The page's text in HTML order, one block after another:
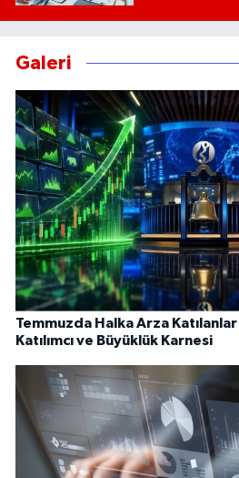
Galeri
Temmuzda Halka Arza
Katılımcı ve Büyüklük Karnesi